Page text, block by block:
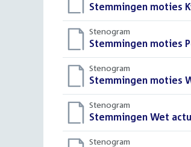
Download
bestand:
Stemmingen moties
Stenogram
Download
bestand:
Stemmingen moties
Stenogram
Download
bestand:
Stemmingen moties
Stenogram
Download
bestand:
Stemmingen Wet
Stenogram